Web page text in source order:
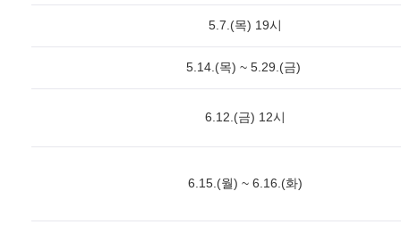
5.7.(목) 19시
5.14.(목) ~ 5.29.(금)
6.12.(금) 12시
6.15.(월) ~ 6.16.(화)